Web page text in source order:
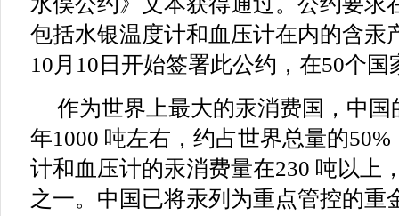
包括水银温度计和血压计在内的含汞
10月10日开始签署此公约，在50个
作为世界上最大的汞消费国，中
年1000 吨左右，约占世界总量的
计和血压计的汞消费量在230 吨以上
之一。中国已将汞列为重点管控的重